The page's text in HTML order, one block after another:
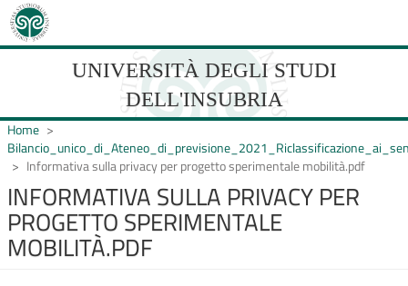
Salta
contenuto
UNIVERSITÀ DEGLI STUDI
DELL'INSUBRIA
UNIVERSIT�
DEGLI
STUDI
Home
Informativa sulla privacy per progetto sperimentale mobilità.pdf
INFORMATIVA SULLA PRIVACY PER
PROGETTO SPERIMENTALE
MOBILITÀ.PDF